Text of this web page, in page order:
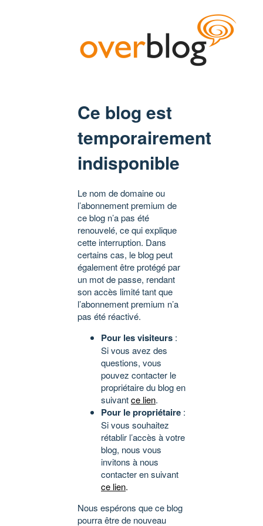
Ce blog est
temporairement
indisponible
Le nom de domaine ou
l’abonnement premium de
ce blog n’a pas été
renouvelé, ce qui explique
cette interruption. Dans
certains cas, le blog peut
également être protégé par
un mot de passe, rendant
son accès limité tant que
l’abonnement premium n’a
pas été réactivé.
Pour les visiteurs :
Si vous avez des
questions, vous
pouvez contacter le
propriétaire du blog en
suivantce lien.
Pour le propriétaire :
Si vous souhaitez
rétablir l’accès à votre
blog, nous vous
invitons à nous
contacter en suivant
ce lien.
Nous espérons que ce blog
pourra être de nouveau